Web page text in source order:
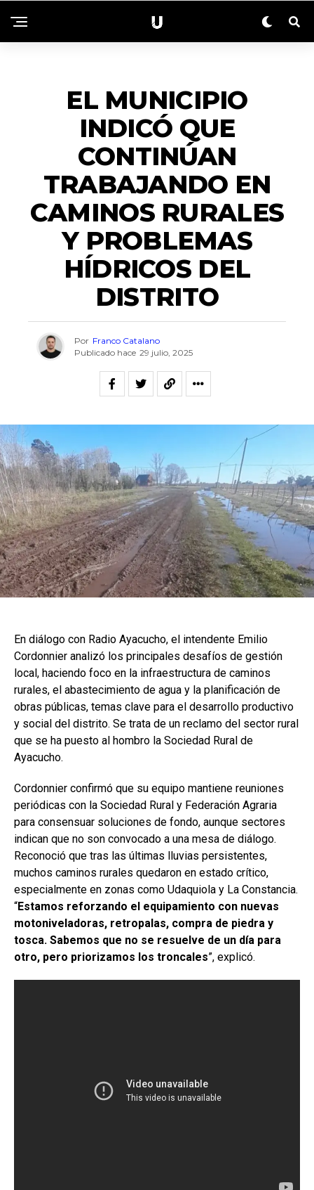
EL MUNICIPIO
INDICÓ QUE
CONTINÚAN
TRABAJANDO EN
CAMINOS RURALES
Y PROBLEMAS
HÍDRICOS DEL
DISTRITO
Por Franco Catalano
Publicado hace 29 julio, 2025
En diálogo con Radio Ayacucho, el intendente Emilio
Cordonnier analizó los principales desafíos de gestión
local, haciendo foco en la infraestructura de caminos
rurales, el abastecimiento de agua y la planificación de
obras públicas, temas clave para el desarrollo productivo
y social del distrito. Se trata de un reclamo del sector rural
que se ha puesto al hombro la Sociedad Rural de
Ayacucho.
Cordonnier confirmó que su equipo mantiene reuniones
periódicas con la Sociedad Rural y Federación Agraria
para consensuar soluciones de fondo, aunque sectores
indican que no son convocado a una mesa de diálogo.
Reconoció que tras las últimas lluvias persistentes,
muchos caminos rurales quedaron en estado crítico,
especialmente en zonas como Udaquiola y La Constancia.
“Estamos reforzando el equipamiento con nuevas
motoniveladoras, retropalas, compra de piedra y
tosca. Sabemos que no se resuelve de un día para
otro, pero priorizamos los troncales”, explicó.